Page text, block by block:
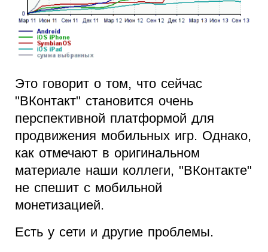
Это говорит о том, что сейчас
"ВКонтакт" становится очень
перспективной платформой для
продвижения мобильных игр. Однако,
как отмечают в оригинальном
материале наши коллеги, "ВКонтакте"
не спешит с мобильной
монетизацией.
Есть у сети и другие проблемы.